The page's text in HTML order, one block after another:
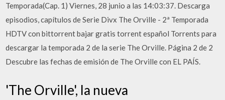
Temporada(Cap. 1) Viernes, 28 junio a las 14:03:37. Descarga
episodios, capítulos de Serie Divx The Orville - 2ª Temporada
HDTV con bittorrent bajar gratis torrent español Torrents para
descargar la temporada 2 de la serie The Orville. Página 2 de 2
Descubre las fechas de emisión de The Orville con EL PAÍS.
'The Orville', la nueva